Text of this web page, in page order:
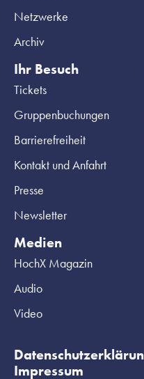
Netzwerke
Archiv
Ihr Besuch
Tickets
Gruppenbuchungen
Barrierefreiheit
Kontakt und Anfahrt
Presse
Newsletter
Medien
HochX Magazin
Audio
Video
Impressum